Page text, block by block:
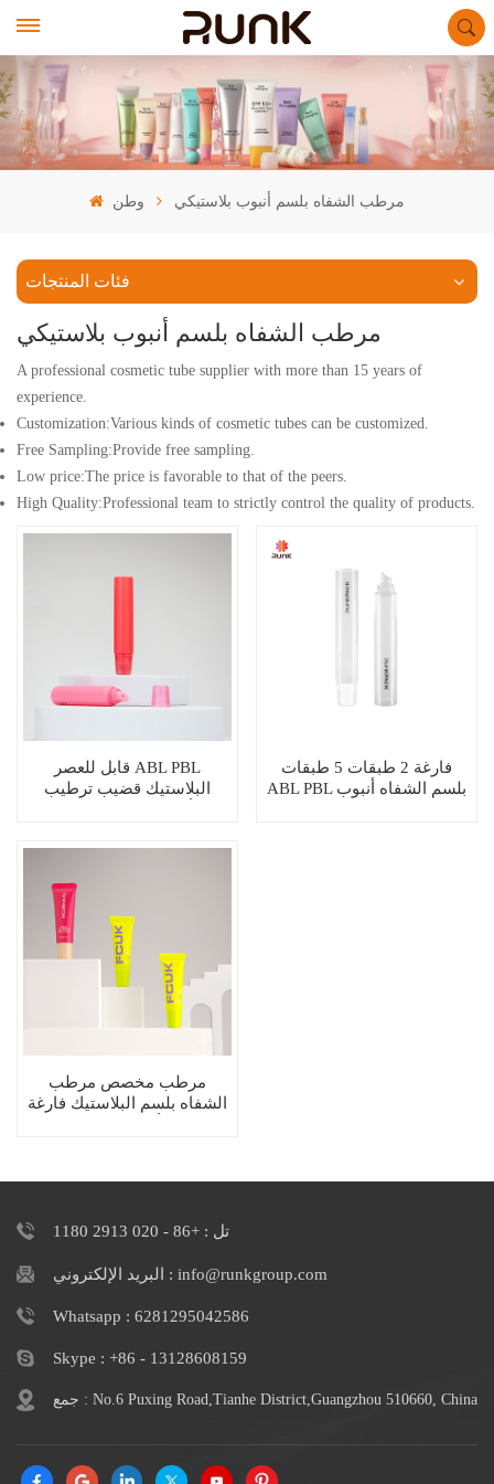
وطن مرطب الشفاه بلسم أنبوب بلاستيكي
فئات المنتجات
مرطب الشفاه بلسم أنبوب بلاستيكي
A professional cosmetic tube supplier with more than 15 years of
experience.
Customization:Various kinds of cosmetic tubes can be customized.
Free Sampling:Provide free sampling.
Low price:The price is favorable to that of the peers.
High Quality:Professional team to strictly control the quality of products.
قابل للعصر ABL PBL
البلاستيك قضيب ترطيب
فارغة 2 طبقات 5 طبقات
ABL PBL بلسم الشفاه أنبوب
مرطب مخصص مرطب
الشفاه بلسم البلاستيك فارغة
تل : +86 - 020 2913 1180
البريد الإلكتروني : info@runkgroup.com
Whatsapp : 6281295042586
Skype : +86 - 13128608159
جمع : No.6 Puxing Road,Tianhe District,Guangzhou 510660, China